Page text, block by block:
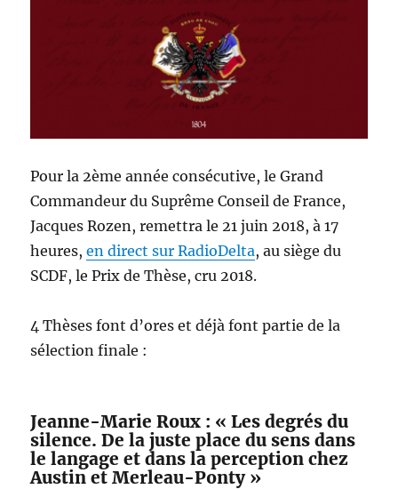
Pour la 2ème année consécutive, le Grand
Commandeur du Suprême Conseil de France,
Jacques Rozen, remettra le 21 juin 2018, à 17
heures,en direct sur RadioDelta, au siège du
SCDF, le Prix de Thèse, cru 2018.
4 Thèses font d’ores et déjà font partie de la
sélection finale :
Jeanne-Marie Roux : « Les degrés du
silence. De la juste place du sens dans
le langage et dans la perception chez
Austin et Merleau-Ponty »